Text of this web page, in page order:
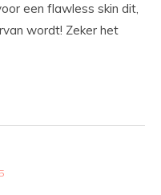
een flawless skin dit,
wordt! Zeker het